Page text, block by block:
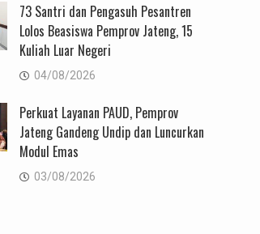
73 Santri dan Pengasuh Pesantren
Lolos Beasiswa Pemprov Jateng, 15
Kuliah Luar Negeri
04/08/2026
Perkuat Layanan PAUD, Pemprov
Jateng Gandeng Undip dan Luncurkan
Modul Emas
03/08/2026